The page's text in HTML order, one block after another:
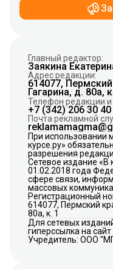
Главный редактор:
Заякина
Адрес редакции:
614077,
Гагарина, д. 80а,
Телефон редакции
+7 (342) 206 30 40
Почта рекламной
При использовании
курсе.ру»
разрешения
Сетевое издание «В
01.02.2018 года
сфере связи,
массовых
Регистрационный
614077, Пермский
80а, к. 1
Для сетевых
гиперссылка на сайт
Учредитель: ООО